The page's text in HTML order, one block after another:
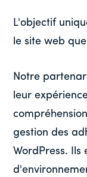
L'objectif
le site web
Notre
leur
gestion des
WordPress.